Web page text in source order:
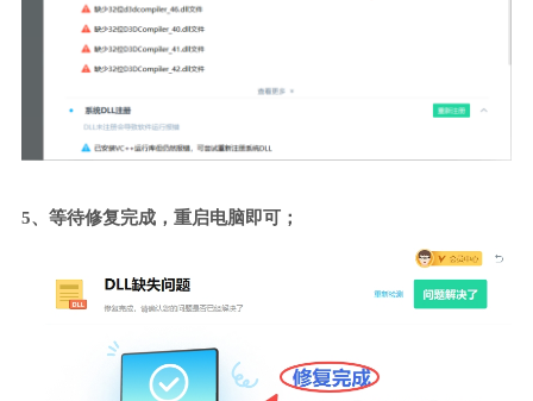
5、等待修复完成，重启电脑即可；